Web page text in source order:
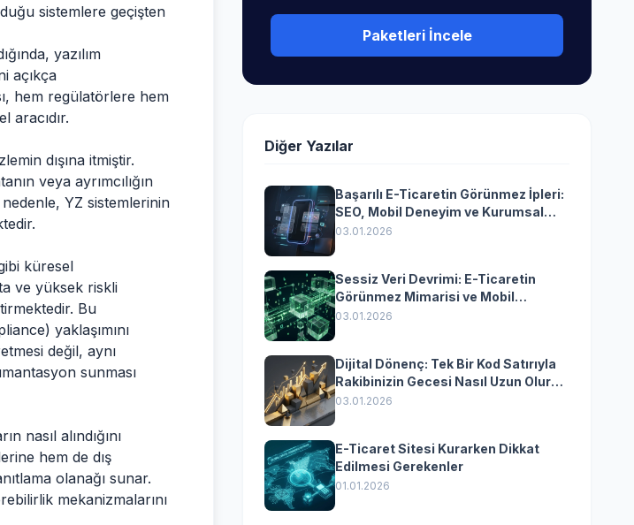
sistemlere geçişten
yazılım
açıkça
hem regülatörlere hem
aracıdır.
dışına itmiştir.
veya ayrımcılığın
YZ sistemlerinin
küresel
ve yüksek riskli
Bu
yaklaşımını
değil, aynı
sunması
nasıl alındığını
hem de dış
olanağı sunar.
mekanizmalarını
Paketleri İncele
Diğer Yazılar
Başarılı E-Ticaretin Görünmez İpleri:
SEO, Mobil Deneyim ve Kurumsal
Yazılımın Kazandıran
03.01.2026
Sessiz Veri Devrimi: E-Ticaretin
Görünmez Mimarisi ve Mobil
Dönüşümün Kurumsal Anahtarı
03.01.2026
Dijital Dönenç: Tek Bir Kod Satırıyla
Rakibinizin Gecesi Nasıl Uzun Olur?
(Kurumsal Yazılımın Güçlü Rolü)
03.01.2026
E-Ticaret Sitesi Kurarken Dikkat
Edilmesi Gerekenler
01.01.2026